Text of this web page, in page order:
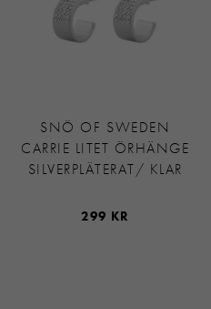
SNÖ OF SWEDEN
CARRIE LITET ÖRHÄNGE
SILVERPLÄTERAT/ KLAR
299 KR